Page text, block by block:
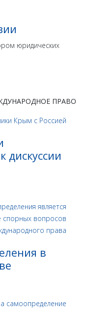
юридических
ПРАВО
дискуссии
в